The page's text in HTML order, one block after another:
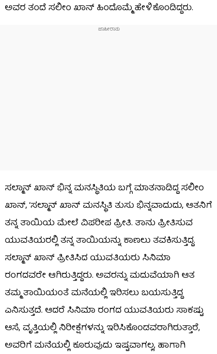
ಅವರ ತಂದೆ ಸಲೀಂ ಖಾನ್ ಹಿಂದೊಮ್ಮೆ ಹೇಳಿಕೊಂಡಿದ್ದರು.
ಸಲ್ಮಾನ್ ಖಾನ್​ ಭಿನ್ನ ಮನಸ್ಥಿತಿಯ ಬಗ್ಗೆ ಮಾತನಾಡಿದ್ದ ಸಲೀಂ
ಖಾನ್, ‘ಸಲ್ಮಾನ್ ಖಾನ್​ ಮನಸ್ಥಿತಿ ತುಸು ಭಿನ್ನವಾದುದು, ಆತನಿಗೆ
ತನ್ನ ತಾಯಿಯ ಮೇಲೆ ವಿಪರೀಪ ಪ್ರೀತಿ. ತಾನು ಪ್ರೀತಿಸುವ
ಯುವತಿಯರಲ್ಲಿ ತನ್ನ ತಾಯಿಯನ್ನು ಕಾಣಲು ತವಕಿಸುತ್ತಿದ್ದ.
ಸಲ್ಮಾನ್ ಖಾನ್ ಪ್ರೀತಿಸಿದ ಯುವತಿಯರು ಸಿನಿಮಾ
ರಂಗದವರೇ ಆಗಿರುತ್ತಿದ್ದರು. ಅವರನ್ನು ಮದುವೆಯಾಗಿ ಆತ
ತಮ್ಮ ತಾಯಿಯಂತೆ ಮನೆಯಲ್ಲಿ ಇರಿಸಲು ಬಯಸುತ್ತಿದ್ದ
ಎನಿಸುತ್ತದೆ. ಆದರೆ ಸಿನಿಮಾ ರಂಗದ ಯುವತಿಯರು ಸಾಕಷ್ಟು
ಆಸೆ, ವೃತ್ತಿಯಲ್ಲಿ ನಿರೀಕ್ಷೆಗಳನ್ನು ಇರಿಸಿಕೊಂಡವರಾಗಿರುತ್ತಾರೆ,
ಅವರಿಗೆ ಮನೆಯಲ್ಲಿ ಕೂರುವುದು ಇಷ್ಟವಾಗಲ್ಲ, ಹಾಗಾಗಿ